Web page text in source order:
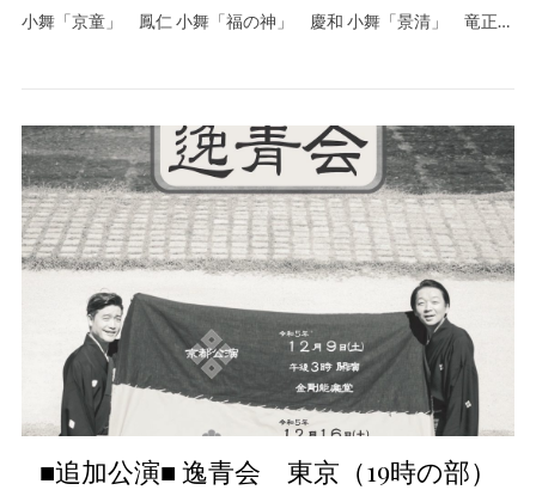
小舞「京童」 鳳仁 小舞「福の神」 慶和 小舞「景清」 竜正…
■追加公演■ 逸青会 東京（19時の部）